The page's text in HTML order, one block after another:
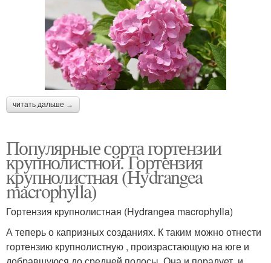
читать дальше →
Популярные сорта гортензии
крупнолистной. Гортензия
крупнолистная (Hydrangea
macrophylla)
Гортензия крупнолистная (Hydrangea macrophylla)
А теперь о капризных созданиях. К таким можно отнести
гортензию крупнолистную , произрастающую на юге и